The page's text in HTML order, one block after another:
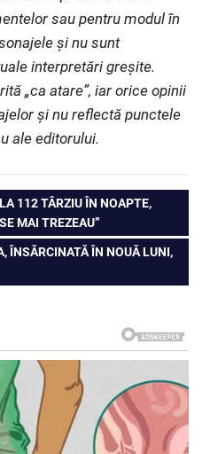
sau pentru modul în
și nu sunt
interpretări greșite.
„ca atare”, iar orice opinii
și nu reflectă punctele
ale editorului.
112 TÂRZIU ÎN NOAPTE,
MAI TREZEAU”
ÎNSĂRCINATĂ ÎN NOUĂ LUNI,